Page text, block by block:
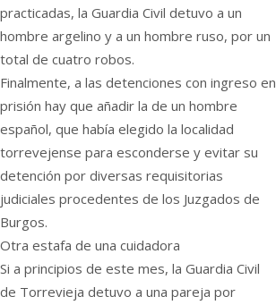
practicadas, la Guardia Civil detuvo a un
hombre argelino y a un hombre ruso, por un
total de cuatro robos.
Finalmente, a las detenciones con ingreso en
prisión hay que añadir la de un hombre
español, que había elegido la localidad
torrevejense para esconderse y evitar su
detención por diversas requisitorias
judiciales procedentes de los Juzgados de
Burgos.
Otra estafa de una cuidadora
Si a principios de este mes, la Guardia Civil
de Torrevieja detuvo a una pareja por